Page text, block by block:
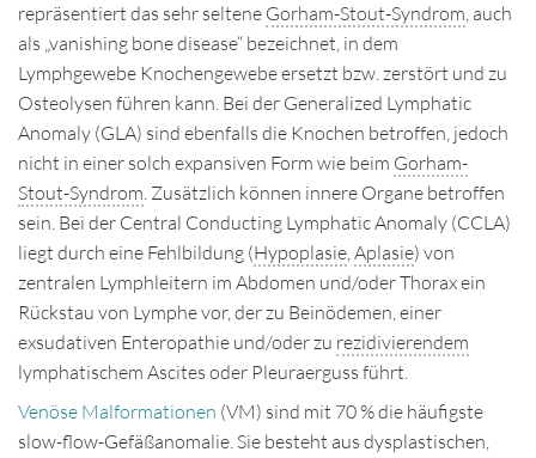
repräsentiert das sehr seltene Gorham-Stout-Syndrom, auch
als „vanishing bone disease“ bezeichnet, in dem
Lymphgewebe Knochengewebe ersetzt bzw. zerstört und zu
Osteolysen führen kann. Bei der Generalized Lymphatic
Anomaly (GLA) sind ebenfalls die Knochen betroffen, jedoch
nicht in einer solch expansiven Form wie beim Gorham-
Stout-Syndrom. Zusätzlich können innere Organe betroffen
sein. Bei der Central Conducting Lymphatic Anomaly (CCLA)
liegt durch eine Fehlbildung (Hypoplasie,Aplasie) von
zentralen Lymphleitern im Abdomen und/oder Thorax ein
Rückstau von Lymphe vor, der zu Beinödemen, einer
exsudativen Enteropathie und/oder zu rezidivierendem
lymphatischem Ascites oder Pleuraerguss führt.
Venöse Malformationen (VM) sind mit 70 % die häufigste
slow-flow-Gefäßanomalie. Sie besteht aus dysplastischen,